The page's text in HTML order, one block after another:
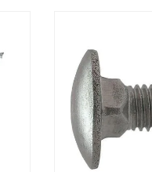
mm
-
TX20
-
200
stuks
aantal